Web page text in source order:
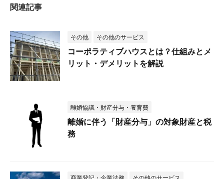
関連記事
その他 その他のサービス
コーポラティブハウスとは？仕組みとメ
リット・デメリットを解説
離婚協議・財産分与・養育費
離婚に伴う「財産分与」の対象財産と税
務
商業登記・企業法務 その他のサービス